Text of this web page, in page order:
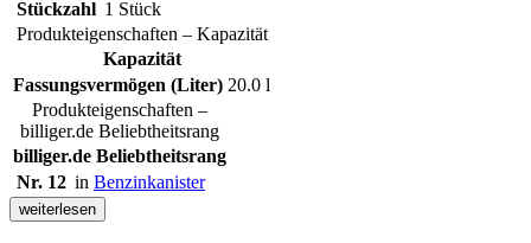
Stückzahl 1 Stück
Produkteigenschaften – Kapazität
Kapazität
Fassungsvermögen (Liter) 20.0 l
Produkteigenschaften –
billiger.de Beliebtheitsrang
billiger.de Beliebtheitsrang
Nr. 12 in Benzinkanister
weiterlesen